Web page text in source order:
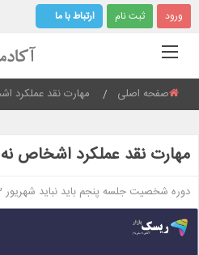
ورود ثبت نام ارتباط با ما
Current:
مهارت نقد صفحه اصلی
مهارت نقد عملکرد اشخاص
دوره شخصیت جلسه پنجم باید نباید شهریور 1403